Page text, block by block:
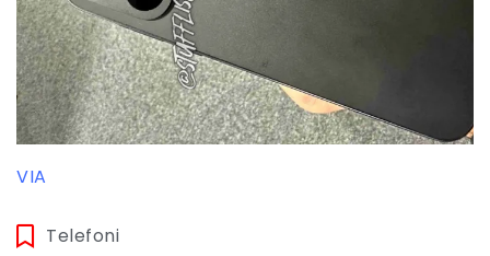
VIA
Telefoni